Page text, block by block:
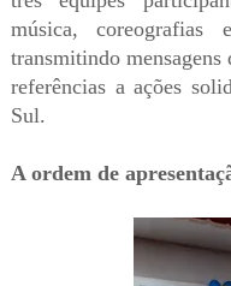
música, coreografias
transmitindo mensagens
referências a ações
Sul.
A ordem de